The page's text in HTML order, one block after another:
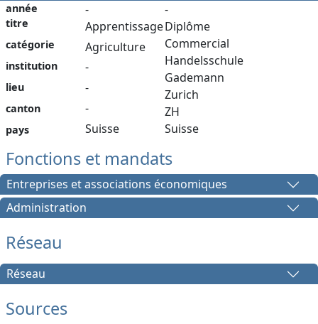
année
titre
catégorie
institution
lieu
canton
pays
-
Apprentissage
Agriculture
-
-
-
Suisse
-
Diplôme
Commercial
Handelsschule
Gademann
Zurich
ZH
Suisse
Fonctions et mandats
Entreprises et associations économiques
Administration
Réseau
Réseau
Sources